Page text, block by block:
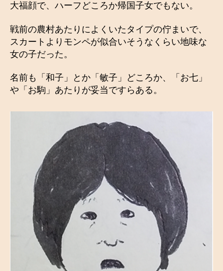
大福顔で、ハーフどころか帰国子女でもない。
戦前の農村あたりによくいたタイプの佇まいで、
スカートよりモンペが似合いそうなくらい地味な
女の子だった。
名前も「和子」とか「敏子」どころか、「お七」
や「お駒」あたりが妥当ですらある。